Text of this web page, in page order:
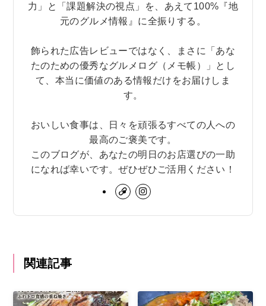
力」と「課題解決の視点」を、あえて100%『地
元のグルメ情報』に全振りする。
飾られた広告レビューではなく、まさに「あな
たのための優秀なグルメログ（メモ帳）」とし
て、本当に価値のある情報だけをお届けしま
す。
おいしい食事は、日々を頑張るすべての人への
最高のご褒美です。
このブログが、あなたの明日のお店選びの一助
になれば幸いです。ぜひぜひご活用ください！
関連記事